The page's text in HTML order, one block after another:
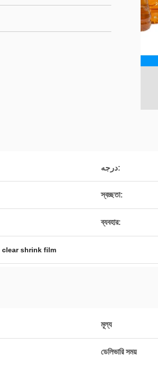
درجه:
স্বচ্ছতা:
ব্যবহার:
clear shrink film
মূল্য
ডেলিভারি সময়